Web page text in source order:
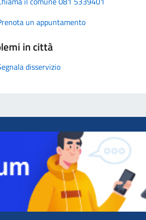
un appuntamento
in città
disservizio